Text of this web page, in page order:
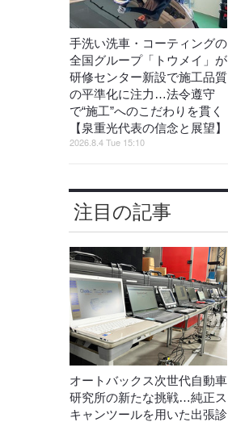
手洗い洗車・コーティングの
全国グループ「トウメイ」が
研修センター新設で施工品質
の平準化に注力…法令遵守
で“施工”へのこだわりを貫く
【泉重光代表の信念と展望】
2026.8.4 Tue 15:10
注目の記事
オートバックス次世代自動車
研究所の新たな挑戦…純正ス
キャンツールを用いた出張診